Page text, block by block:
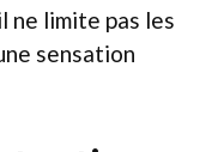
ne limite pas les
sensation